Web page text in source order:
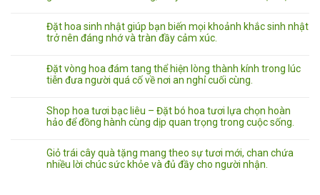
Đặt hoa sinh nhật giúp bạn biến mọi khoảnh khắc sinh nhật
trở nên đáng nhớ và tràn đầy cảm xúc.
Đặt vòng hoa đám tang thể hiện lòng thành kính trong lúc
tiễn đưa người quá cố về nơi an nghỉ cuối cùng.
Shop hoa tươi bạc liêu – Đặt bó hoa tươi lựa chọn hoàn
hảo để đồng hành cùng dịp quan trọng trong cuộc sống.
Giỏ trái cây quà tặng mang theo sự tươi mới, chan chứa
nhiều lời chúc sức khỏe và đủ đầy cho người nhận.